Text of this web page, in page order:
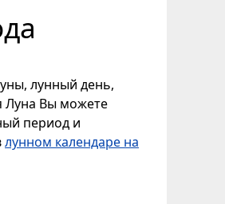
лунный день,
Луна Вы можете
период и
лунном календаре на